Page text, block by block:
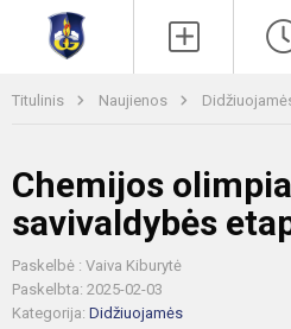
Titulinis Naujienos
Chemijos
savivaldybės
Paskelbė : Vaiva Kiburytė
Paskelbta: 2025-02-03
Kategorija: Didžiuojamės